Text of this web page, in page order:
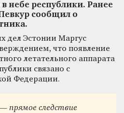
небе республики. Ранее
сообщил о
дел Эстонии Маргус
что появление
летательного аппарата
связано с
Федерации.
прямое следствие